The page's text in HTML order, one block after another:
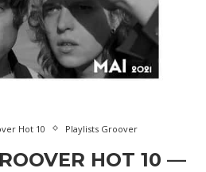
Hot 10 Playlists Groover
HOT 10 —